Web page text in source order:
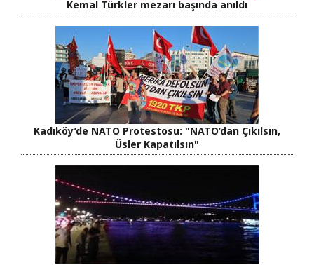
Kemal Türkler mezarı başında anıldı
Kadıköy’de NATO Protestosu: "NATO’dan Çıkılsın,
Üsler Kapatılsın"